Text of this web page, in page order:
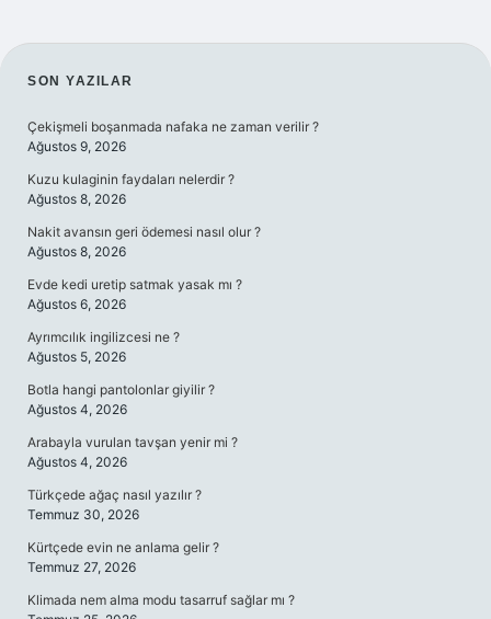
SIDEBAR
SON YAZILAR
Çekişmeli boşanmada nafaka ne zaman verilir ?
Ağustos 9, 2026
Kuzu kulaginin faydaları nelerdir ?
Ağustos 8, 2026
Nakit avansın geri ödemesi nasıl olur ?
Ağustos 8, 2026
Evde kedi uretip satmak yasak mı ?
Ağustos 6, 2026
Ayrımcılık ingilizcesi ne ?
Ağustos 5, 2026
Botla hangi pantolonlar giyilir ?
Ağustos 4, 2026
Arabayla vurulan tavşan yenir mi ?
Ağustos 4, 2026
Türkçede ağaç nasıl yazılır ?
Temmuz 30, 2026
Kürtçede evin ne anlama gelir ?
Temmuz 27, 2026
Klimada nem alma modu tasarruf sağlar mı ?